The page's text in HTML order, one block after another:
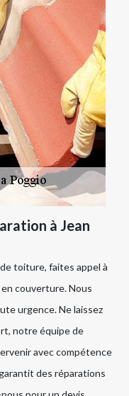
à Jean
toiture, faites appel à
couverture. Nous
urgence. Ne laissez
notre équipe de
avec compétence
des réparations